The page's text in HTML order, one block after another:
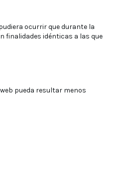
ocurrir que durante la
finalidades idénticas a las que
pueda resultar menos